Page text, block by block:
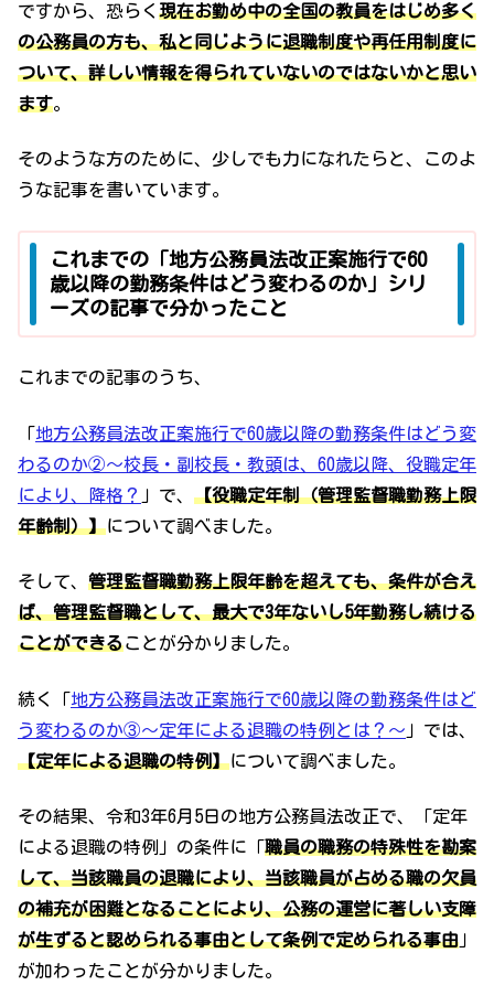
ですから、恐らく 現在お勤め中の全国の教員をはじめ多く
の公務員の方も、私と同じように退職制度や再任用制度に
ついて、詳しい情報を得られていないのではないかと思い
ます。
そのような方のために、少しでも力になれたらと、このよ
うな記事を書いています。
これまでの「地方公務員法改正案施行で60
歳以降の勤務条件はどう変わるのか」シリ
ーズの記事で分かったこと
これまでの記事のうち、
「地方公務員法改正案施行で60歳以降の勤務条件はどう変
わるのか②～校長・副校長・教頭は、60歳以降、役職定年
により、降格？ 」で、 【役職定年制（管理監督職勤務上限
年齢制）】について調べました。
そして、 管理監督職勤務上限年齢を超えても、条件が合え
ば、管理監督職として、最大で3年ないし5年勤務し続ける
ことができることが分かりました。
続く「地方公務員法改正案施行で60歳以降の勤務条件はど
う変わるのか③～定年による退職の特例とは？～ 」では、
【定年による退職の特例】について調べました。
その結果、令和3年6月5日の地方公務員法改正で、「定年
による退職の特例」の条件に「職員の職務の特殊性を勘案
して、当該職員の退職により、当該職員が占める職の欠員
の補充が困難となることにより、公務の運営に著しい支障
が生ずると認められる事由として条例で定められる事由 」
が加わったことが分かりました。